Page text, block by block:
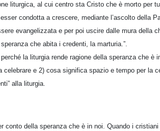
liturgica, al cui centro sta Cristo che è morto per
condotta a crescere, mediante l’ascolto della
evangelizzata e per poi uscire dalle mura della
che abita i credenti, la marturia.”.
la liturgia rende ragione della speranza che è
e 2) cosa significa spazio e tempo per la
alla liturgia.
conto della speranza che è in noi. Quando i